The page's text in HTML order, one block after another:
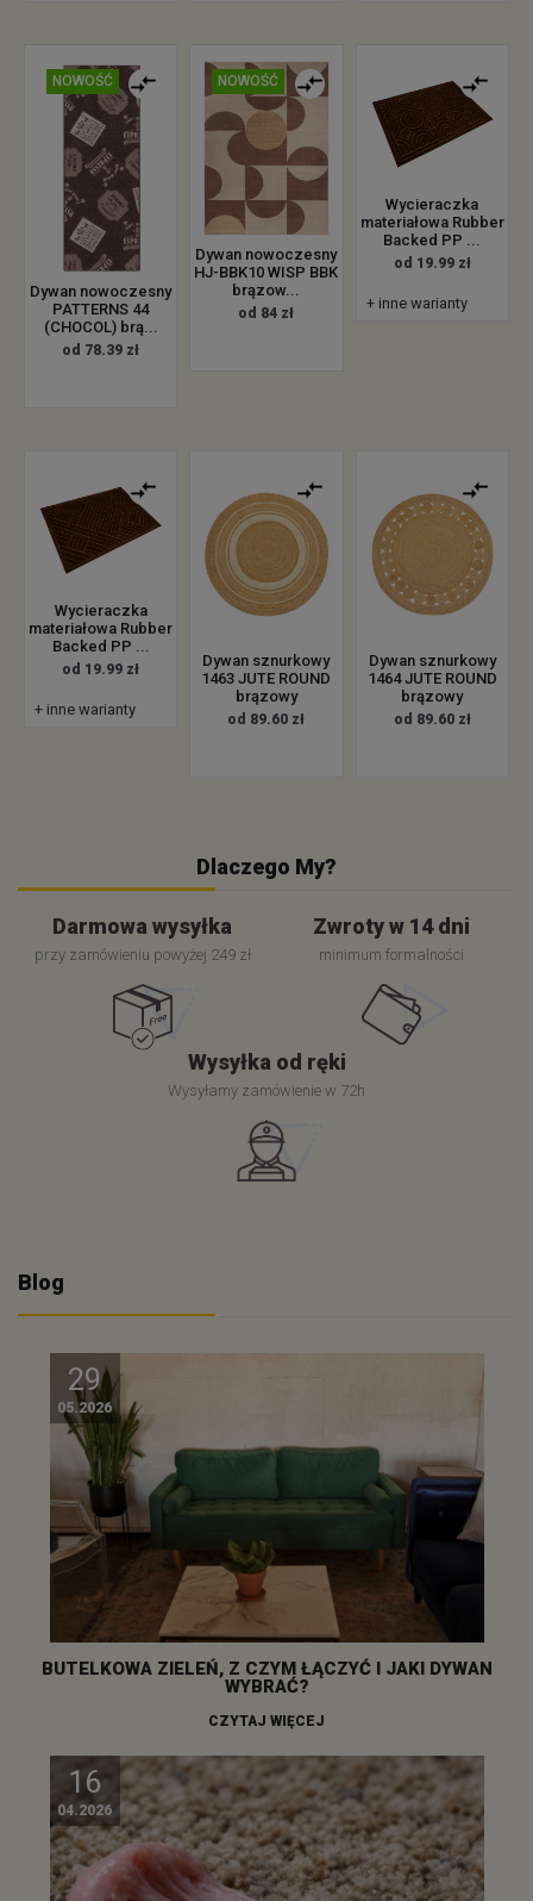
NOWOŚĆ
Dywan nowoczesny
PATTERNS 44
(CHOCOL) brą...
od 78.39 zł
NOWOŚĆ
Dywan nowoczesny
HJ-BBK10 WISP BBK
brązow...
od 84 zł
Wycieraczka
materiałowa Rubber
Backed PP ...
od 19.99 zł
+ inne warianty
Wycieraczka
materiałowa Rubber
Backed PP ...
od 19.99 zł
+ inne warianty
Dywan sznurkowy
1463 JUTE ROUND
brązowy
od 89.60 zł
Dywan sznurkowy
1464 JUTE ROUND
brązowy
od 89.60 zł
Dlaczego My?
Darmowa wysyłka
przy zamówieniu powyżej 249 zł
Zwroty w 14 dni
minimum formalności
Wysyłka od ręki
Wysyłamy zamówienie w 72h
Blog
29
05.2026
BUTELKOWA ZIELEŃ, Z CZYM ŁĄCZYĆ I JAKI DYWAN
WYBRAĆ?
CZYTAJ WIĘCEJ
16
04.2026